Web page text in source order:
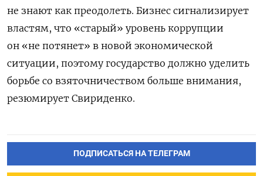
не знают как преодолеть. Бизнес сигнализирует
властям, что «старый» уровень коррупции
он «не потянет» в новой экономической
ситуации, поэтому государство должно уделить
борьбе со взяточничеством больше внимания,
резюмирует Свириденко.
ПОДПИСАТЬСЯ НА ТЕЛЕГРАМ